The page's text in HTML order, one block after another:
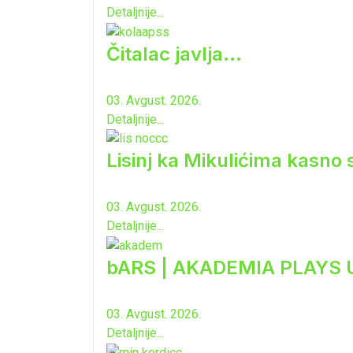
Detaljnije...
Čitalac javlja...
03. Avgust. 2026.
Detaljnije...
Lisinj ka Mikulićima kasno
03. Avgust. 2026.
Detaljnije...
bARS | AKADEMIA PLAYS
03. Avgust. 2026.
Detaljnije...